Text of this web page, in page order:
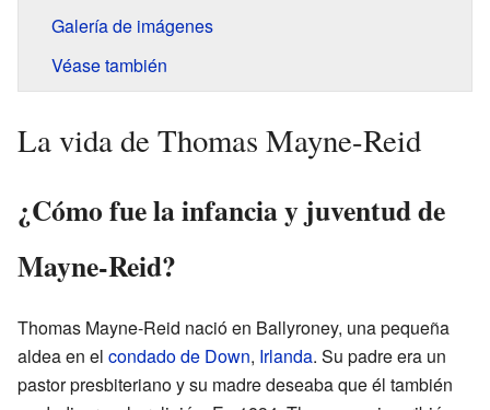
Galería de imágenes
Véase también
La vida de Thomas Mayne-Reid
¿Cómo fue la infancia y juventud de
Mayne-Reid?
Thomas Mayne-Reid nació en Ballyroney, una pequeña
aldea en el condado de Down, Irlanda. Su padre era un
pastor presbiteriano y su madre deseaba que él también